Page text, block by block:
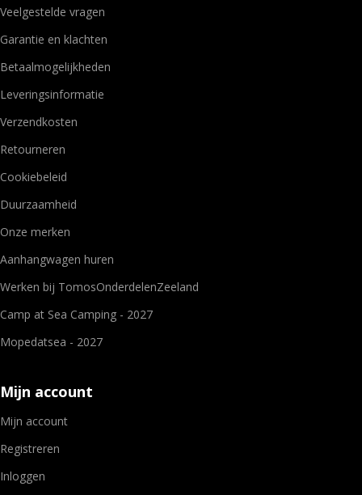
Veelgestelde vragen
Garantie en klachten
Betaalmogelijkheden
Leveringsinformatie
Verzendkosten
Retourneren
Cookiebeleid
Duurzaamheid
Onze merken
Aanhangwagen huren
Werken bij TomosOnderdelenZeeland
Camp at Sea Camping - 2027
Mopedatsea - 2027
Mijn account
Mijn account
Registreren
Inloggen